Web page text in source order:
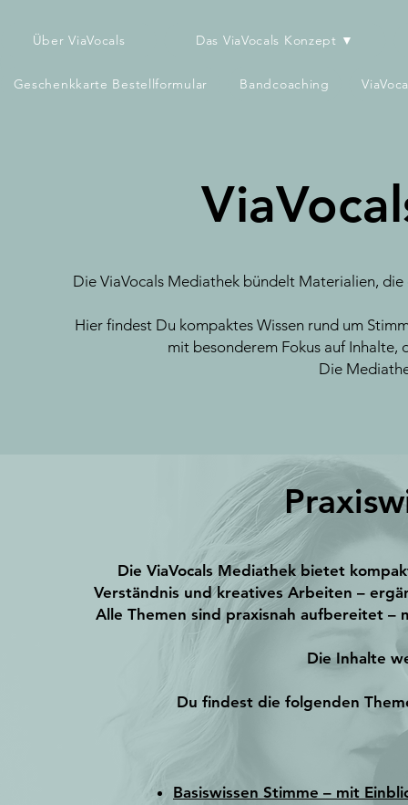
Über ViaVocals Das ViaVocals Konzept ▼
Geschenkkarte Bestellformular Bandcoaching
Die ViaVocals Mediathek bündelt Materialien,
Hier findest Du kompaktes Wissen rund um
mit besonderem Fokus auf Inhalte,
Die
Die ViaVocals Mediathek bietet
Verständnis und kreatives Arbeiten –
Alle Themen sind praxisnah aufbereitet –
Die Inhalte
Du findest die folgenden
Basiswissen Stimme – mit